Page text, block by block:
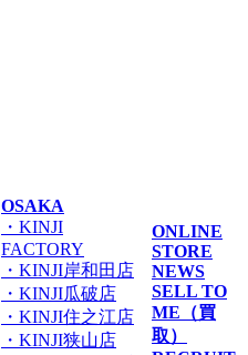
OSAKA
・KINJI
FACTORY
・KINJI岸和田店
・KINJI瓜破店
・KINJI住之江店
・KINJI狭山店
ONLINE
STORE
NEWS
SELL TO
ME（買
取）